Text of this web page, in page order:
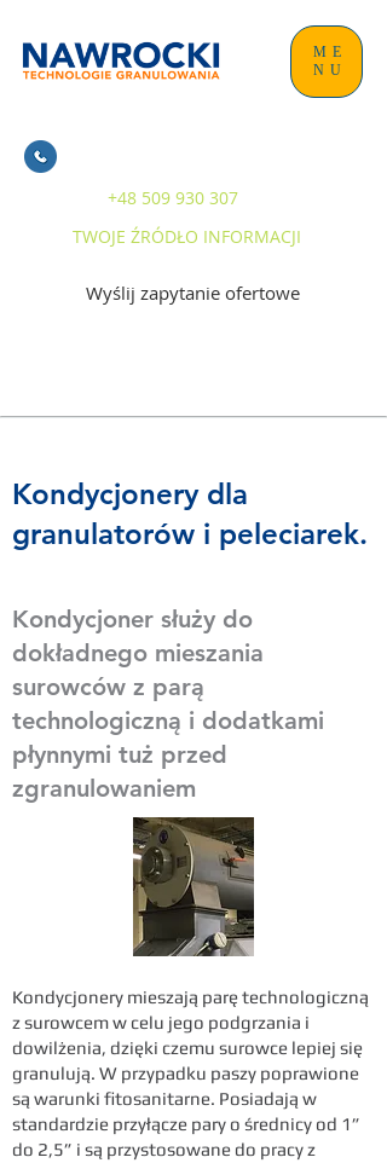
ME
NU
+48 509 930 307
TWOJE ŹRÓDŁO INFORMACJI
Wyślij zapytanie ofertowe
Kondycjonery dla
granulatorów i peleciarek.
Kondycjoner służy do
dokładnego mieszania
surowców z parą
technologiczną i dodatkami
płynnymi tuż przed
zgranulowaniem
​Kondycjonery mieszają parę technologiczną
z surowcem w celu jego podgrzania i
dowilżenia, dzięki czemu surowce lepiej się
granulują. W przypadku paszy poprawione
są warunki fitosanitarne. Posiadają w
standardzie przyłącze pary o średnicy od 1”
do 2,5” i są przystosowane do pracy z